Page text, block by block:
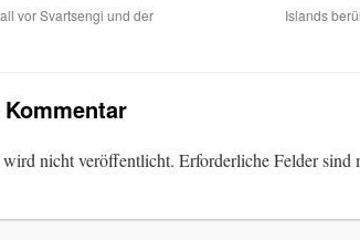
vor Svartsengi und der
Islands
nicht veröffentlicht. Erforderliche Felder sind